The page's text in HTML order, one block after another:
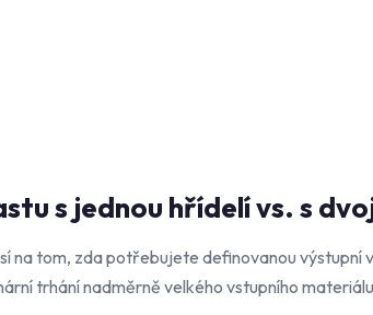
s jednou hřídelí vs. s
na tom, zda potřebujete definovanou výstupní
trhání nadměrně velkého vstupního